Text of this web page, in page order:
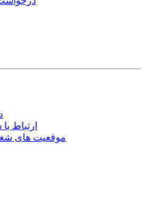
ارتباط
موقعیت های